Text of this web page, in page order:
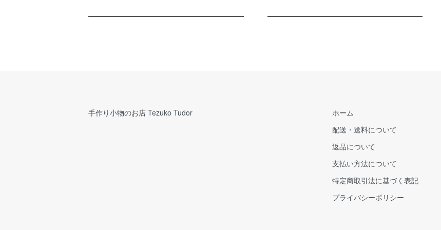
手作り小物のお店 Tezuko Tudor
ホーム
配送・送料について
返品について
支払い方法について
特定商取引法に基づく表記
プライバシーポリシー